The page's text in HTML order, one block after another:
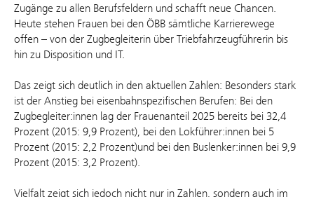
Zugänge zu allen Berufsfeldern und schafft neue Chancen.
Heute stehen Frauen bei den ÖBB sämtliche Karrierewege
offen – von der Zugbegleiterin über Triebfahrzeugführerin bis
hin zu Disposition und IT.
Das zeigt sich deutlich in den aktuellen Zahlen: Besonders stark
ist der Anstieg bei eisenbahnspezifischen Berufen: Bei den
Zugbegleiter:innen lag der Frauenanteil 2025 bereits bei 32,4
Prozent (2015: 9,9 Prozent), bei den Lokführer:innen bei 5
Prozent (2015: 2,2 Prozent)und bei den Buslenker:innen bei 9,9
Prozent (2015: 3,2 Prozent).
Vielfalt zeigt sich jedoch nicht nur in Zahlen, sondern auch im